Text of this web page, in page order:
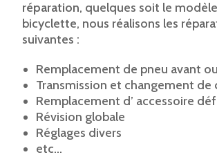
réparation, quelques soit le
bicyclette, nous réalisons les
suivantes :
Remplacement de pneu avant
Transmission et changement de
Remplacement d’ accessoire
Révision globale
Réglages divers
etc…